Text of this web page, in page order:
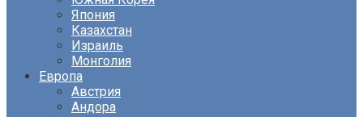
Япония
Казахстан
Израиль
Монголия
Европа
Австрия
Андора